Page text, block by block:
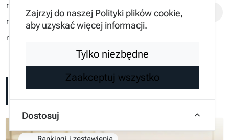
Zajrzyj do naszej Polityki plików cookie,
aby uzyskać więcej informacji.
Tylko niezbędne
Zaakceptuj wszystko
Dostosuj
niezawodnego auta? Oto
ranking najlepszych SUV z
napędem 4x4
POWIĄZANE ARTYKUŁY